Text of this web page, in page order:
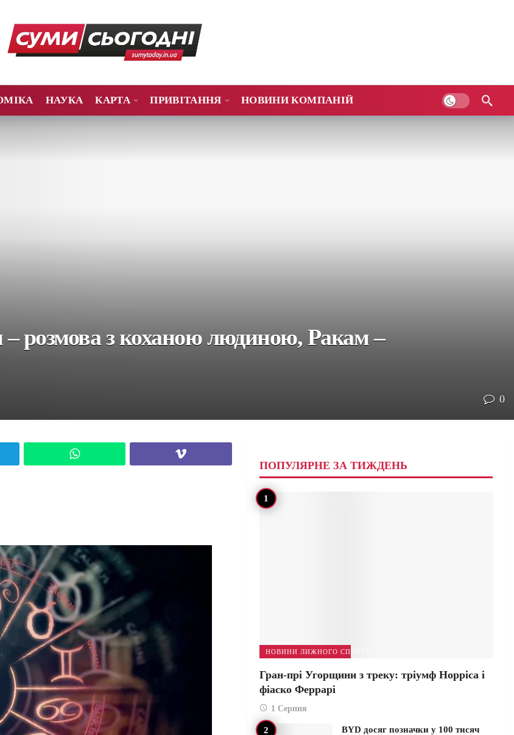
НАУКА КАРТА ПРИВІТАННЯ НОВИНИ КОМПАНІЙ
розмова з коханою людиною, Ракам –
0
ПОПУЛЯРНЕ ЗА ТИЖДЕНЬ
НОВИНИ ЛИЖНОГО СПОРТУ
Гран-прі Угорщини з треку: тріумф Норріса і
фіаско Феррарі
1 Серпня
BYD досяг позначки у 100 тисяч